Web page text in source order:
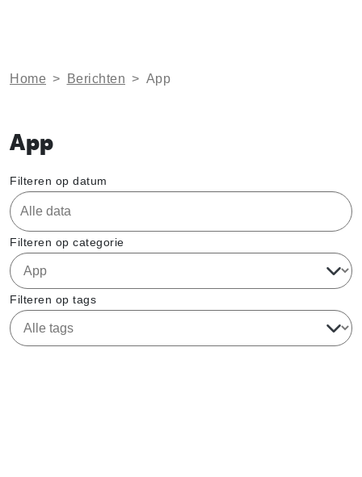
Home > Berichten > App
App
Filteren op datum
Filteren op categorie
Filteren op tags